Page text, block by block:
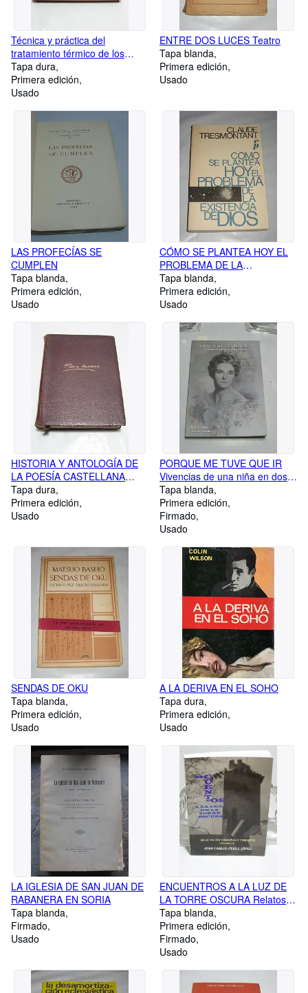
Técnica y práctica del
tratamiento térmico de los
METALES FERREOS
Tapa dura
Primera edición
Usado
ENTRE DOS LUCES Teatro
Tapa blanda
Primera edición
Usado
LAS PROFECÍAS SE
CUMPLEN
Tapa blanda
Primera edición
Usado
CÓMO SE PLANTEA HOY EL
PROBLEMA DE LA
EXISTENCIA DE DIOS
Tapa blanda
Primera edición
Usado
HISTORIA Y ANTOLOGÍA DE
LA POESÍA CASTELLANA
(DEL SIGLO XII AL XX)
Tapa dura
Primera edición
Usado
PORQUE ME TUVE QUE IR
Vivencias de una niña en dos
guerras
Tapa blanda
Primera edición
Firmado
Usado
SENDAS DE OKU
Tapa blanda
Primera edición
Usado
A LA DERIVA EN EL SOHO
Tapa dura
Primera edición
Usado
LA IGLESIA DE SAN JUAN DE
RABANERA EN SORIA
Tapa blanda
Firmado
Usado
ENCUENTROS A LA LUZ DE
LA TORRE OSCURA Relatos
con Torreñas y Torreños
(Volumen I)
Tapa blanda
Primera edición
Firmado
Usado